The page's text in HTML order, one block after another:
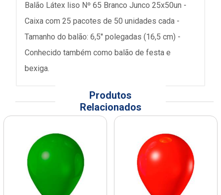
Balão Látex liso Nº 65 Branco Junco 25x50un -
Caixa com 25 pacotes de 50 unidades cada -
Tamanho do balão: 6,5" polegadas (16,5 cm) -
Conhecido também como balão de festa e
bexiga.
Produtos
Relacionados